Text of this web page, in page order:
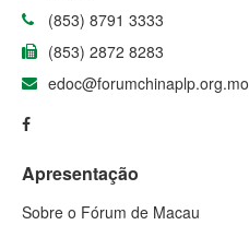
(853) 8791 3333
(853) 2872 8283
edoc@forumchinaplp.org.mo
Apresentação
Sobre o Fórum de Macau